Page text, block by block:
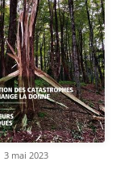
3 mai 2023